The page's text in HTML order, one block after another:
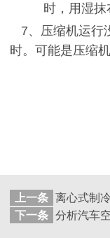
时，用湿抹
7、压缩机运行
时。可能是压缩
上一条
下一条